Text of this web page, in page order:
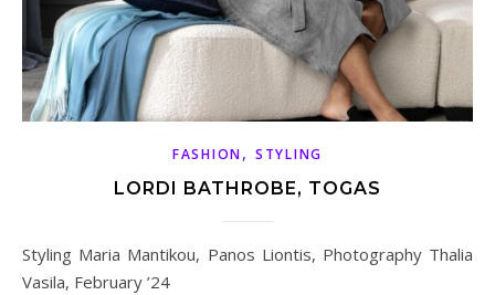
FASHION, STYLING
LORDI BATHROBE, TOGAS
Styling Maria Mantikou, Panos Liontis, Photography Thalia
Vasila, February ’24